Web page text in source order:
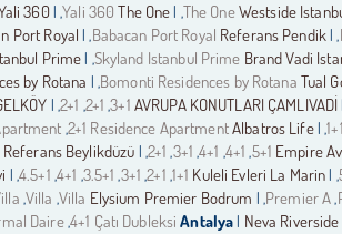
360| ,Yali 360 The One | ,The OneWestside
Port Royal | ,Babacan Port Royal Referans Pendik | ,
Prime | ,Skyland Istanbul Prime Brand Vadi
by Rotana | ,Bomonti Residences by Rotana Tual
| ,2+1 ,2+1 ,3+1 AVRUPA KONUTLARI ÇAMLIVADİ
,2+1 Residence ApartmentAlbatros Life| ,1+1
Referans Beylikdüzü | ,2+1 ,3+1 ,4+1 ,4+1 ,5+1 Empire
| ,4.5+1 ,4+1 ,3.5+1 ,3+1 ,2+1 ,1+1 Kuleli Evleri La Marin | ,
,Villa ,Villa Elysium Premier Bodrum | ,Premier A,
Daire,4+1 Çatı Dubleksi Antalya Neva Riverside